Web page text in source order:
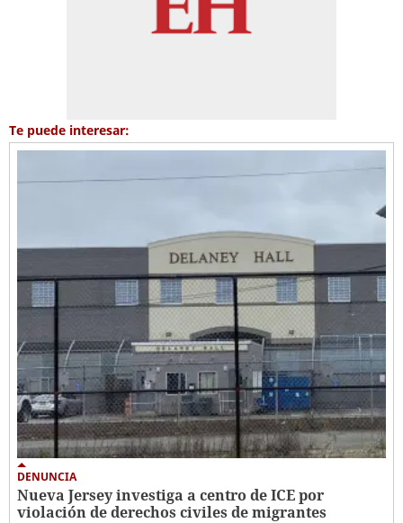
Te puede interesar:
DENUNCIA
Nueva Jersey investiga a centro de ICE por
violación de derechos civiles de migrantes